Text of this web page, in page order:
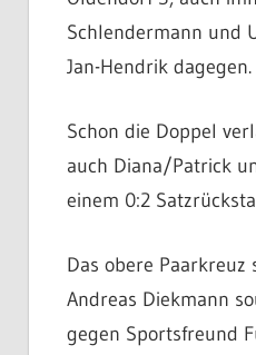
Schlendermann und
Jan-Hendrik dagegen.
Schon die Doppel
auch Diana/Patrick
einem 0:2
Das obere
Andreas Diekmann
gegen Sportsfreund